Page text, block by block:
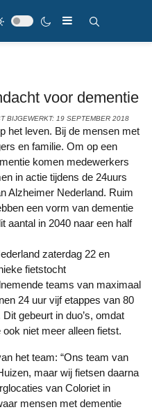
voor dementie
BIJGEWERKT: 19 SEPTEMBER 2018
en familie. Om op een
komen medewerkers
in actie tijdens de 24uurs
Alzheimer Nederland. Ruim
een vorm van dementie
aantal in 2040 naar een half
zaterdag 22 en
fietstocht
teams van maximaal
24 uur vijf etappes van 80
gebeurt in duo’s, omdat
niet meer alleen fietst.
maar wij fietsen daarna
van Coloriet in
mensen met dementie